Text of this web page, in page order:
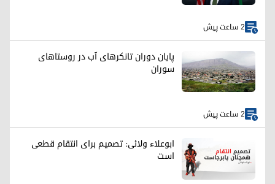
2 ساعت پیش
پایان دوران تانکرهای آب در روستاهای
سوران
2 ساعت پیش
ابوعلاء ولائی: تصمیم برای انتقام قطعی
است